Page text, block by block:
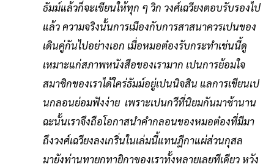
ธัมม์แล้วก็จะเขียนให้ทุก ๆ วิก วงศ์เฉวียงตอบรับรองไป
แล้ว ความจริงนั้นการเมืองกับการสาสนาควรเปนของ
เดินคู่กันไปอย่างเอก เมื่อหมอต๋องรับกระทำเช่นนี้ดู
เหมาะแก่สภาพหนังสือของเรามาก เปนการย้อมใจ
สมาชิกของเราได้ใคร่ธัมม์อยู่เปนนิจสิน แลการเขียนเป
นกลอนย่อมฟังง่าย เพราะเปนกวีที่นิยมกันมาช้านาน
ฉะนั้นเราจึงถือโอกาสนำคำกลอนของหมอต๋องที่มีมา
ถึงวงศ์เฉวียงลงเกริ่นในเล่มนี้แทนฎีกาแผ่ส่วนกุสล
มายังท่านทายกทายิกาของเราทั้งหลายเลยทีเดียว หวัง